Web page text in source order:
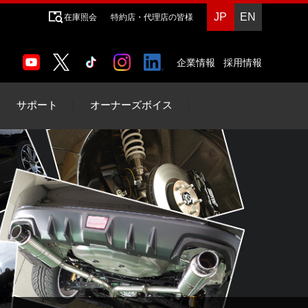
企業情報 採用情報
在庫照会 特約店・代理店の皆様 JP EN
サポート オーナーズボイス